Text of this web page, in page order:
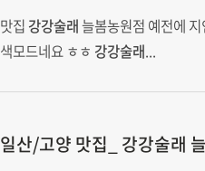
맛집 강강술래늘봄농원점 예전에
색모드네요 ㅎㅎ 강강술래...
일산/고양 맛집_ 강강술래